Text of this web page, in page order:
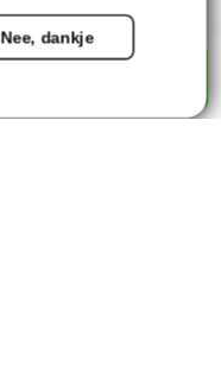
Nee, dankje